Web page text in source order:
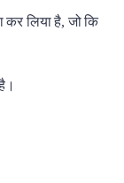
लिया है, जो कि